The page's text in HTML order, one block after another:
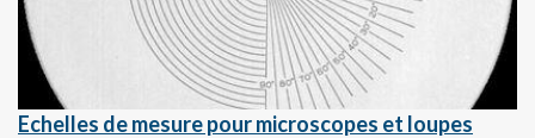
Echelles de mesure pour microscopes et loupes